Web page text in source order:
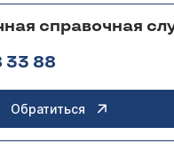
справочная
33 88
Обратиться